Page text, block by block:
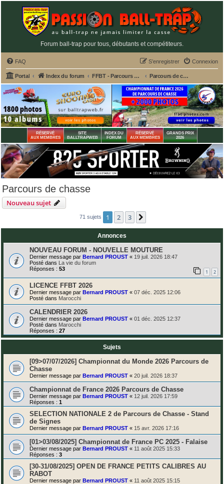
Forum ball-trap pour tous, débutants et compétiteurs.
FAQ Connexion
S’enregistrer
Portal Index du forum FFBT - Parcours chasse, Compak, English Sporting, FU, DTL, Hélices, Sanglier courant Parcours de chasse
RÉSERVÉ
AUX MEMBRES
SITE
BALLTRAPWEB
INDEX DU
FORUM
RÉSERVÉ
AUX MEMBRES
GRANDS PRIX
2026
Parcours de chasse
Nouveau sujet
71 sujets 1 2 3
Annonces
NOUVEAU FORUM - NOUVELLE MOUTURE
Dernier message par Bernard PROUST « 19 juil. 2026 18:47
Posté dans La vie du forum
Réponses : 53 1 2
LICENCE FFBT 2026
Dernier message par Bernard PROUST « 07 déc. 2025 12:06
Posté dans Marocchi
CALENDRIER 2026
Dernier message par Bernard PROUST « 01 déc. 2025 12:37
Posté dans Marocchi
Réponses : 27
Sujets
[09>07/07/2026] Championnat du Monde 2026 Parcours de
Chasse
Dernier message par Bernard PROUST « 20 juil. 2026 18:37
Championnat de France 2026 Parcours de Chasse
Dernier message par Bernard PROUST « 12 juil. 2026 17:59
Réponses : 1
SELECTION NATIONALE 2 de Parcours de Chasse - Stand
de Signes
Dernier message par Bernard PROUST « 15 avr. 2026 17:16
[01>03/08/2025] Championnat de France PC 2025 - Falaise
Dernier message par Bernard PROUST « 11 août 2025 15:33
Réponses : 3
[30-31/08/2025] OPEN DE FRANCE PETITS CALIBRES AU
RABOT
Dernier message par Bernard PROUST « 11 août 2025 15:15